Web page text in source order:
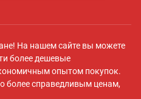
На нашем сайте вы можете
более дешевые
опытом покупок.
более справедливым ценам,